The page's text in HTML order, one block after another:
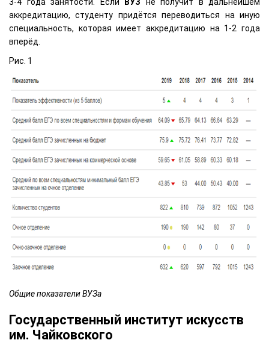
аккредитацию, студенту придётся переводиться на иную
специальность, которая имеет аккредитацию на 1-2 года
вперёд.
Рис. 1
Общие показатели ВУЗа
Государственный институт искусств
им. Чайковского